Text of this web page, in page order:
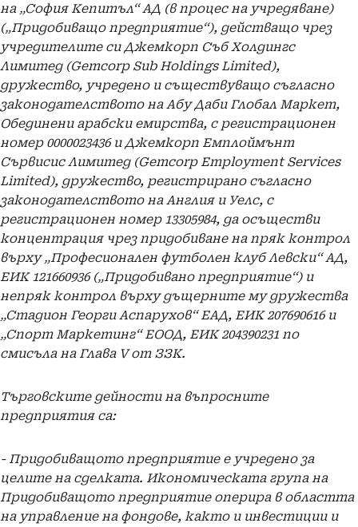
на „София Кепитъл“ АД (в процес на учредяване)
(„Придобиващо предприятие“), действащо чрез
учредителите си Джемкорп Съб Холдингс
Лимитед (Gemcorp Sub Holdings Limited),
дружество, учредено и съществуващо съгласно
законодателството на Абу Даби Глобал Маркет,
Обединени арабски емирства, с регистрационен
номер 0000023436 и Джемкорп Емплоймънт
Сървисис Лимитед (Gemcorp Employment Services
Limited), дружество, регистрирано съгласно
законодателството на Англия и Уелс, с
регистрационен номер 13305984, да осъществи
концентрация чрез придобиване на пряк контрол
върху „Професионален футболен клуб Левски“ АД,
ЕИК 121660936 („Придобивано предприятие“) и
непряк контрол върху дъщерните му дружества
„Стадион Георги Аспарухов“ ЕАД, ЕИК 207690616 и
„Спорт Маркетинг“ ЕООД, ЕИК 204390231 по
смисъла на Глава V от ЗЗК.
Търговските дейности на въпросните
предприятия са:
- Придобиващото предприятие е учредено за
целите на сделката. Икономическата група на
Придобиващото предприятие оперира в областта
на управление на фондове, както и инвестиции и